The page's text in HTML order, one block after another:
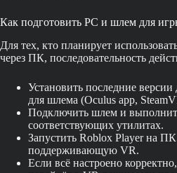
Как подготовить PC и шлем для
Для тех, кто планирует
через ПК, последовательность
Установить последние
для шлема (Oculus app,
Подключить шлем и
соответствующих утилитах.
Запустить Roblox Player на ПК
поддерживающую VR.
Если всё настроено